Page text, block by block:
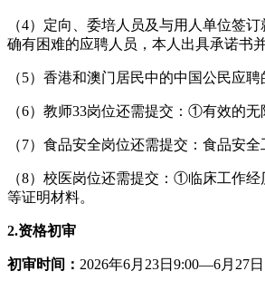
（4）定向、委培人员及与用人单位签
确有困难的应聘人员，本人出具承诺书
（5）香港和澳门居民中的中国公民应聘
（6） 教师33岗位还需提交： ①有效的无
（7）食品安全岗位还需提交：食品安全
（8）校医岗位还需提交： ①临床工作经
等证明材料。
2.资格初审
初审时间： 2026年6月 23日9:00—6月 27